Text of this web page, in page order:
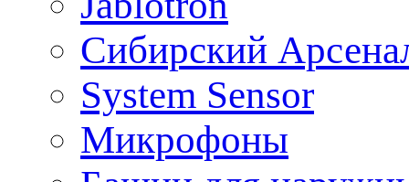
Сибирский
System Sensor
Микрофоны